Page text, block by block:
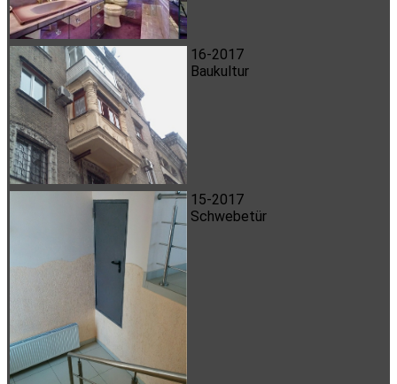
16-2017
Baukultur
15-2017
Schwebetür